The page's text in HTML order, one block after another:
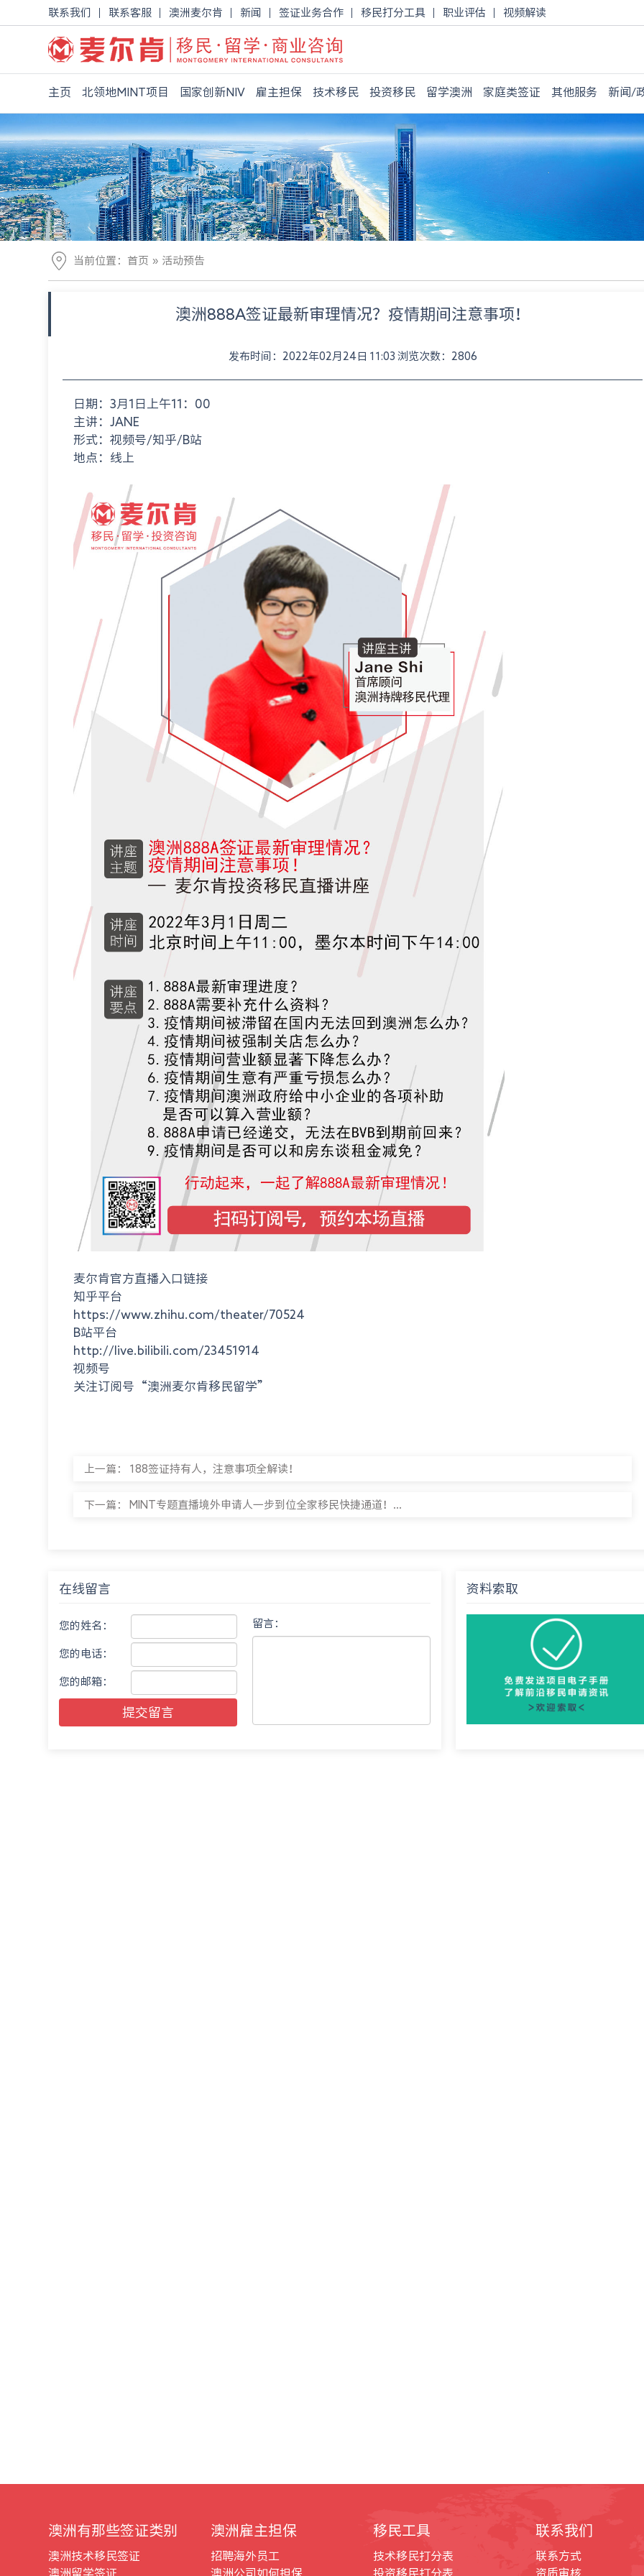
联系我们 联系客服 澳洲麦尔肯 新闻 签证业务合作 移民打分工具 职业评估 视频解读
主页 北领地MINT项目 国家创新NIV 雇主担保 技术移民 投资移民 留学澳洲 家庭类签证 其他服务 新闻/
当前位置： 首页 » 活动预告
澳洲888A签证最新审理情况？疫情期间注意事项！
发布时间：2022年02月24日 11:03 浏览次数：2806
日期：3月1日上午11：00
主讲：JANE
形式：视频号/知乎/B站
地点：线上
麦尔肯官方直播入口链接
知乎平台
https://www.zhihu.com/theater/70524
B站平台
http://live.bilibili.com/23451914
视频号
关注订阅号“澳洲麦尔肯移民留学”
上一篇： 188签证持有人，注意事项全解读！
下一篇： MINT专题直播境外申请人一步到位全家移民快捷通道！...
在线留言
您的姓名：
您的电话：
您的邮箱：
提交留言
留言：
资料索取
澳洲有那些签证类别
澳洲技术移民签证
澳洲留学签证
澳洲雇主担保
招聘海外员工
澳洲公司如何担保
移民工具
技术移民打分表
投资移民打分表
联系我们
联系方式
资质审核